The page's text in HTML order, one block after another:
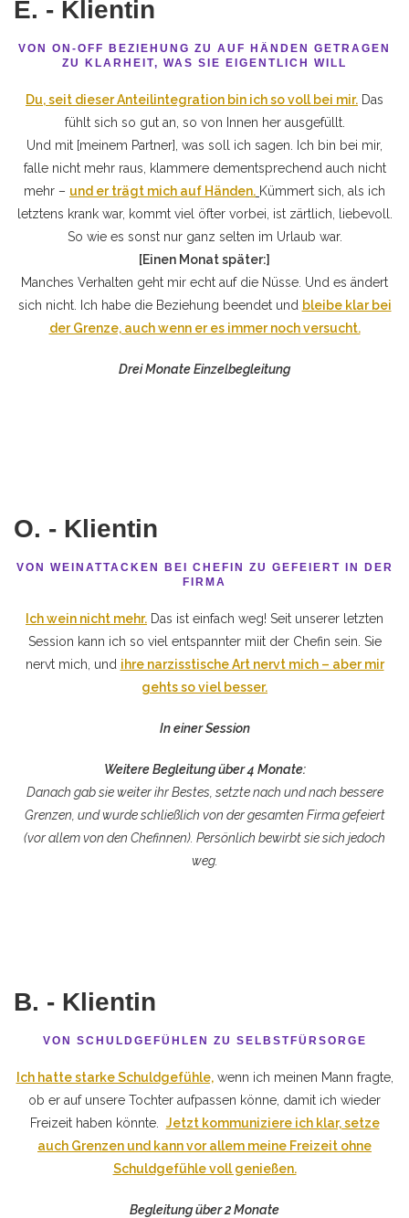
E. - Klientin
VON ON-OFF BEZIEHUNG ZU AUF HÄNDEN GETRAGEN
ZU KLARHEIT, WAS SIE EIGENTLICH WILL
Du, seit dieser Anteilintegration bin ich so voll bei mir. Das
fühlt sich so gut an, so von Innen her ausgefüllt.
Und mit [meinem Partner], was soll ich sagen. Ich bin bei mir,
falle nicht mehr raus, klammere dementsprechend auch nicht
mehr – und er trägt mich auf Händen. Kümmert sich, als ich
letztens krank war, kommt viel öfter vorbei, ist zärtlich, liebevoll.
So wie es sonst nur ganz selten im Urlaub war.
[Einen Monat später:]
Manches Verhalten geht mir echt auf die Nüsse. Und es ändert
sich nicht. Ich habe die Beziehung beendet und bleibe klar bei
der Grenze, auch wenn er es immer noch versucht.
Drei Monate Einzelbegleitung
O. - Klientin
VON WEINATTACKEN BEI CHEFIN ZU GEFEIERT IN DER
FIRMA
Ich wein nicht mehr. Das ist einfach weg! Seit unserer letzten
Session kann ich so viel entspannter miit der Chefin sein. Sie
nervt mich, und ihre narzisstische Art nervt mich – aber mir
gehts so viel besser.
In einer Session
Weitere Begleitung über 4 Monate:
Danach gab sie weiter ihr Bestes, setzte nach und nach bessere
Grenzen, und wurde schließlich von der gesamten Firma gefeiert
(vor allem von den Chefinnen). Persönlich bewirbt sie sich jedoch
weg.
B. - Klientin
VON SCHULDGEFÜHLEN ZU SELBSTFÜRSORGE
Ich hatte starke Schuldgefühle,wenn ich meinen Mann fragte,
ob er auf unsere Tochter aufpassen könne, damit ich wieder
Freizeit haben könnte. Jetzt kommuniziere ich klar, setze
auch Grenzen und kann vor allem meine Freizeit ohne
Schuldgefühle voll genießen.
Begleitung über 2 Monate